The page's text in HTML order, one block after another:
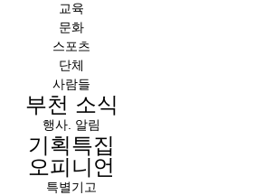
교육
문화
스포츠
단체
사람들
부천 소식
행사. 알림
기획특집
오피니언
특별기고